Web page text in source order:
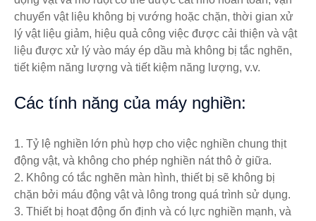
chuyển vật liệu không bị vướng hoặc chặn, thời gian xử
lý vật liệu giảm, hiệu quả công việc được cải thiện và vật
liệu được xử lý vào máy ép dầu mà không bị tắc nghẽn,
tiết kiệm năng lượng và tiết kiệm năng lượng, v.v.
Các tính năng của máy nghiền:
1. Tỷ lệ nghiền lớn phù hợp cho việc nghiền chung thịt
động vật, và không cho phép nghiền nát thô ở giữa.
2. Không có tắc nghẽn màn hình, thiết bị sẽ không bị
chặn bởi máu động vật và lông trong quá trình sử dụng.
3. Thiết bị hoạt động ổn định và có lực nghiền mạnh, và